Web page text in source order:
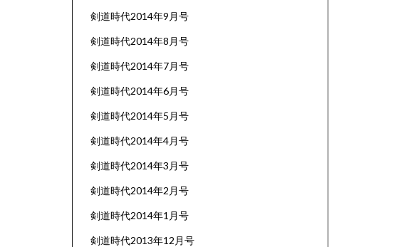
剣道時代2014年9月号
剣道時代2014年8月号
剣道時代2014年7月号
剣道時代2014年6月号
剣道時代2014年5月号
剣道時代2014年4月号
剣道時代2014年3月号
剣道時代2014年2月号
剣道時代2014年1月号
剣道時代2013年12月号